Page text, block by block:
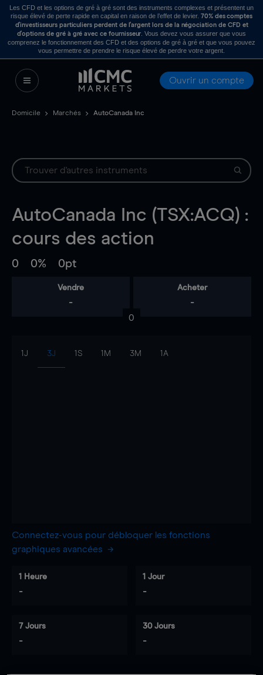
Les CFD et les options de gré à gré sont des instruments complexes et présentent un
risque élevé de perte rapide en capital en raison de l’effet de levier. 70% des comptes
d’investisseurs particuliers perdent de l’argent lors de la négociation de CFD et
d’options de gré à gré avec ce fournisseur . Vous devez vous assurer que vous
comprenez le fonctionnement des CFD et des options de gré à gré et que vous pouvez
vous permettre de prendre le risque élevé de perdre votre argent.
Ouvrir un compte
Domicile Marchés AutoCanada Inc
AutoCanada Inc (TSX:ACQ) :
cours des action
0 0% 0pt
Vendre
-
Acheter
-
0
1J 3J 1S 1M 3M 1A
Connectez-vous pour débloquer les fonctions
graphiques avancées
1 Heure
-
1 Jour
-
7 Jours
-
30 Jours
-